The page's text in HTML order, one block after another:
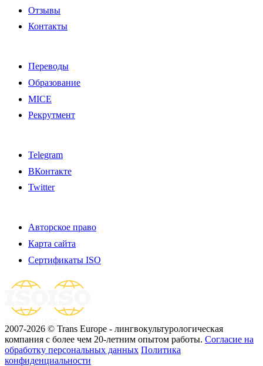
Отзывы
Контакты
Переводы
Образование
MICE
Рекрутмент
Telegram
ВКонтакте
Twitter
Авторское право
Карта сайта
Сертификаты ISO
2007-2026 © Trans Europe - лингвокультурологическая
компания с более чем 20-летним опытом работы. Cогласие на
обработку персональных данных Политика
конфиденциальности